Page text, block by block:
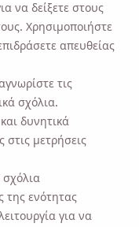
να δείξετε στους
Χρησιμοποιήστε
απευθείας
τις
σχόλια.
δυνητικά
μετρήσεις
της ενότητας
για να